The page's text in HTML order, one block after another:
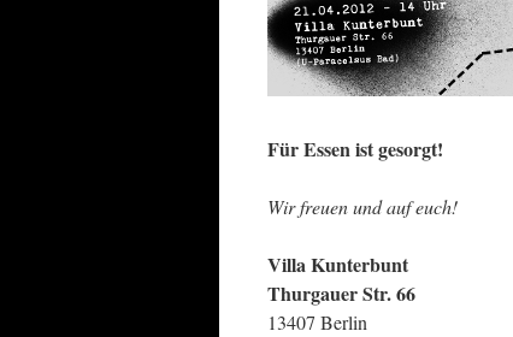
Für Essen ist gesorgt!
Wir freuen und auf euch!
Villa Kunterbunt
Thurgauer Str. 66
13407 Berlin